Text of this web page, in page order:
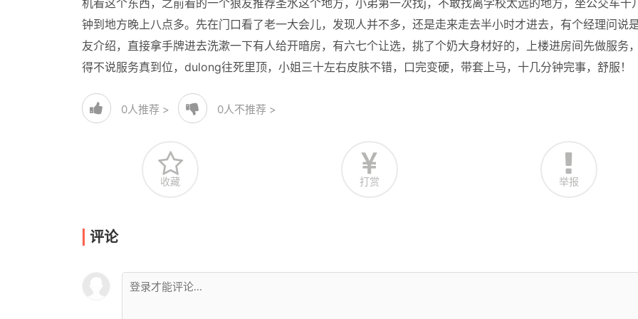
机看这个东西，之前看的一个狼友推荐圣水这个地方，小弟第一次找j，不敢找离学校太远的地方，坐公交车十
钟到地方晚上八点多。先在门口看了老一大会儿，发现人并不多，还是走来走去半小时才进去，有个经理问说
友介绍，直接拿手牌进去洗漱一下有人给开暗房，有六七个让选，挑了个奶大身材好的，上楼进房间先做服务
得不说服务真到位，dulong往死里顶，小姐三十左右皮肤不错，口完变硬，带套上马，十几分钟完事，舒服！
0人推荐 > 0人不推荐 >
收藏 打赏 举报
评论